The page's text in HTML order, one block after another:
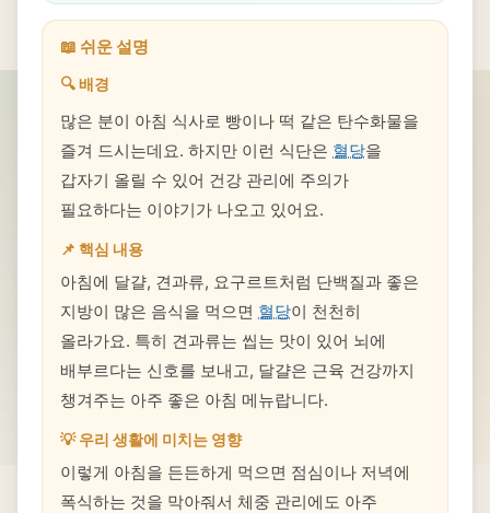
📖 쉬운 설명
🔍 배경
많은 분이 아침 식사로 빵이나 떡 같은 탄수화물을
즐겨 드시는데요. 하지만 이런 식단은 혈당을
갑자기 올릴 수 있어 건강 관리에 주의가
필요하다는 이야기가 나오고 있어요.
📌 핵심 내용
아침에 달걀, 견과류, 요구르트처럼 단백질과 좋은
지방이 많은 음식을 먹으면 혈당이 천천히
올라가요. 특히 견과류는 씹는 맛이 있어 뇌에
배부르다는 신호를 보내고, 달걀은 근육 건강까지
챙겨주는 아주 좋은 아침 메뉴랍니다.
💡 우리 생활에 미치는 영향
이렇게 아침을 든든하게 먹으면 점심이나 저녁에
폭식하는 것을 막아줘서 체중 관리에도 아주